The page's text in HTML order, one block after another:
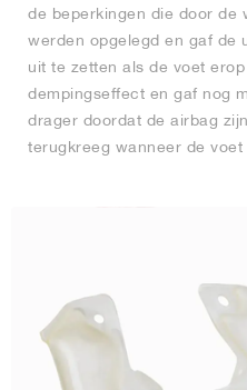
de beperkingen die door de
werden opgelegd en gaf de
uit te zetten als de voet
dempingseffect en gaf nog
drager doordat de airbag
terugkreeg wanneer de voet